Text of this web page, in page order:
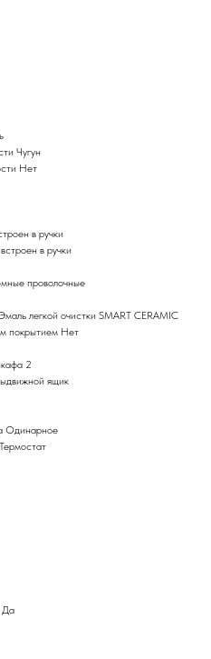
Чугун
Нет
в ручки
в ручки
проволочные
легкой очистки SMART CERAMIC
покрытием Нет
2
ящик
Одинарное
Да